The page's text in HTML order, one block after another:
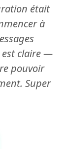
était
à
claire —
pouvoir
Super